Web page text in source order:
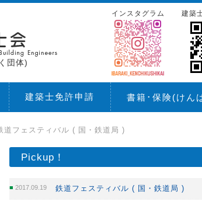
団体)
建築
インスタグラム
建築士免許申請 書籍･保険(けん
道フェスティバル ( 国・鉄道局 )
Pickup！
2017.09.19 鉄道フェスティバル ( 国・鉄道局 )